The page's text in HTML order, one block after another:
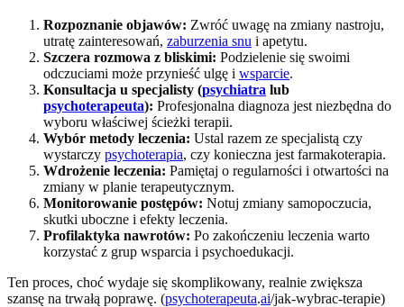
Rozpoznanie objawów: Zwróć uwagę na zmiany nastroju,
utratę zainteresowań, zaburzenia snu i apetytu.
Szczera rozmowa z bliskimi: Podzielenie się swoimi
odczuciami może przynieść ulgę i wsparcie.
Konsultacja u specjalisty (psychiatra lub
psychoterapeuta): Profesjonalna diagnoza jest niezbędna do
wyboru właściwej ścieżki terapii.
Wybór metody leczenia: Ustal razem ze specjalistą czy
wystarczy psychoterapia, czy konieczna jest farmakoterapia.
Wdrożenie leczenia: Pamiętaj o regularności i otwartości na
zmiany w planie terapeutycznym.
Monitorowanie postępów: Notuj zmiany samopoczucia,
skutki uboczne i efekty leczenia.
Profilaktyka nawrotów: Po zakończeniu leczenia warto
korzystać z grup wsparcia i psychoedukacji.
Ten proces, choć wydaje się skomplikowany, realnie zwiększa
szansę na trwałą poprawę. (psychoterapeuta.ai/jak-wybrac-terapie)